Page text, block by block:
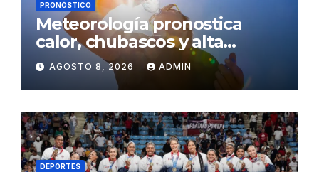
PRONÓSTICO
Meteorología pronostica
calor, chubascos y alta
concentración de polvo del
Sahara para este sábado
AGOSTO 8, 2026 ADMIN
DEPORTES